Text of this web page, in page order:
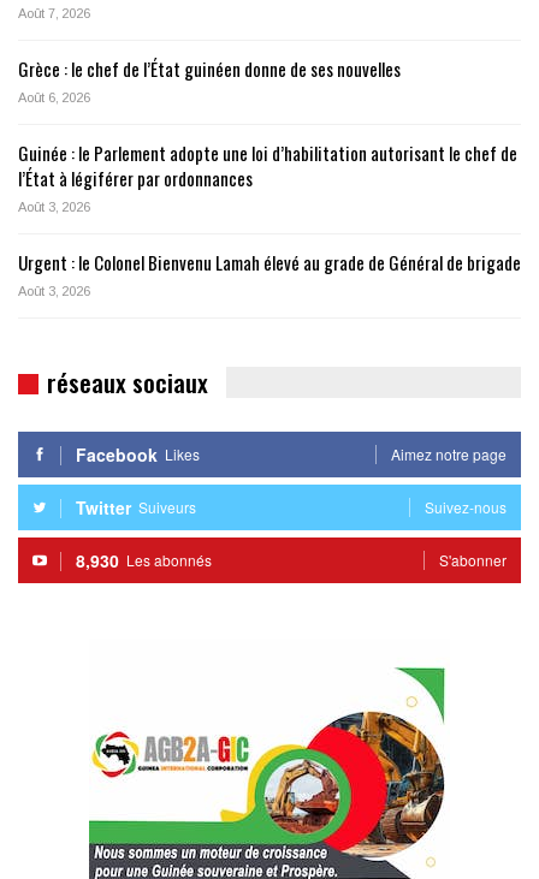
Août 7, 2026
Grèce : le chef de l’État guinéen donne de ses nouvelles
Août 6, 2026
Guinée : le Parlement adopte une loi d’habilitation autorisant le chef de
l’État à légiférer par ordonnances
Août 3, 2026
Urgent : le Colonel Bienvenu Lamah élevé au grade de Général de brigade
Août 3, 2026
réseaux sociaux
Facebook Likes Aimez notre page
Twitter Suiveurs Suivez-nous
8,930 Les abonnés S'abonner